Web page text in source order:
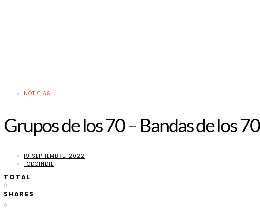
NOTICIAS
Grupos de los 70 – Bandas de los 70
19 SEPTIEMBRE, 2022
TODOINDIE
TOTAL
0
SHARES
0